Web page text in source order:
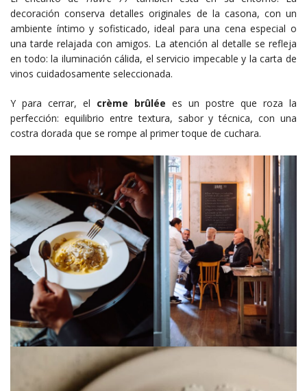
decoración conserva detalles originales de la casona, con un
ambiente íntimo y sofisticado, ideal para una cena especial o
una tarde relajada con amigos. La atención al detalle se refleja
en todo: la iluminación cálida, el servicio impecable y la carta de
vinos cuidadosamente seleccionada.
Y para cerrar, el crème brûlée es un postre que roza la
perfección: equilibrio entre textura, sabor y técnica, con una
costra dorada que se rompe al primer toque de cuchara.